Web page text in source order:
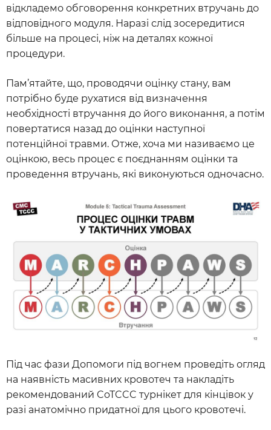
відкладемо обговорення конкретних втручань до
відповідного модуля. Наразі слід зосередитися
більше на процесі, ніж на деталях кожної
процедури.
Пам’ятайте, що, проводячи оцінку стану, вам
потрібно буде рухатися від визначення
необхідності втручання до його виконання, а потім
повертатися назад до оцінки наступної
потенційної травми. Отже, хоча ми називаємо це
оцінкою, весь процес є поєднанням оцінки та
проведення втручань, які виконуються одночасно.
Під час фази Допомоги під вогнем проведіть огляд
на наявність масивних кровотеч та накладіть
рекомендований CoTCCC турнікет для кінцівок у
разі анатомічно придатної для цього кровотечі.